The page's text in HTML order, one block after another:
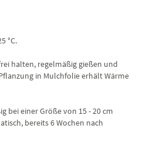
°C.
halten, regelmäßig gießen und
in Mulchfolie erhält Wärme
bei einer Größe von 15 - 20 cm
bereits 6 Wochen nach